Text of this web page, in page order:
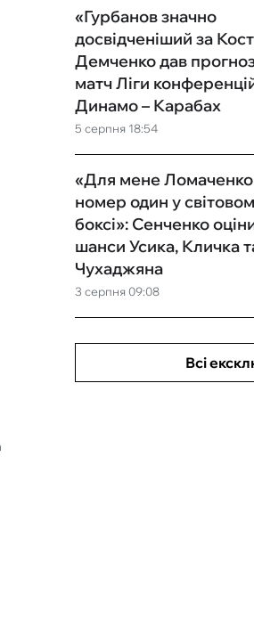
5 серпня 18:54
«Гурбанов значно
досвідченіший за
Демченко дав
матч Ліги
Динамо – Карабах
3 серпня 09:08
«Для мене Ломаченко
номер один у
боксі»: Сенченко
шанси Усика, Кличка
Чухаджяна
Всі